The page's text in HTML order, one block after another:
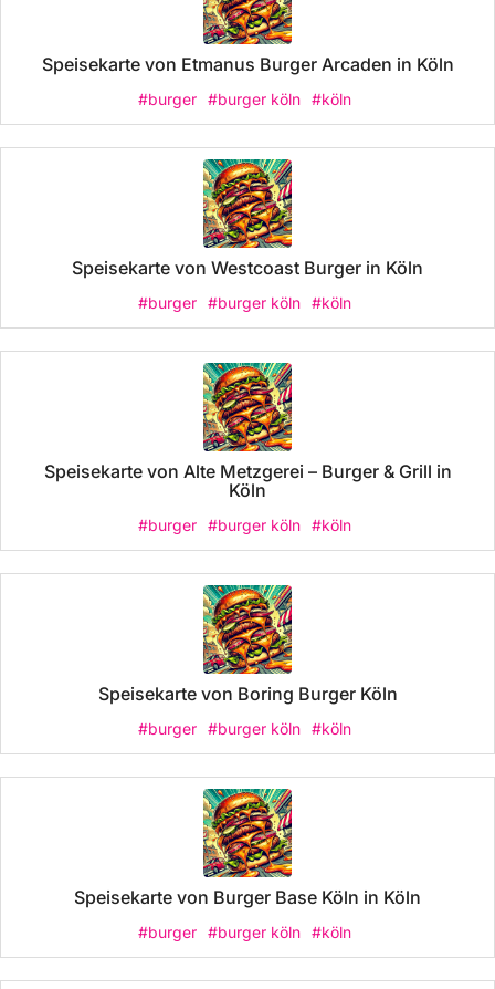
Speisekarte von Etmanus Burger Arcaden in Köln
#burger #burger köln #köln
Speisekarte von Westcoast Burger in Köln
#burger #burger köln #köln
Speisekarte von Alte Metzgerei – Burger & Grill in
Köln
#burger #burger köln #köln
Speisekarte von Boring Burger Köln
#burger #burger köln #köln
Speisekarte von Burger Base Köln in Köln
#burger #burger köln #köln